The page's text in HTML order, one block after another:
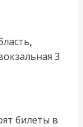
3
билеты в